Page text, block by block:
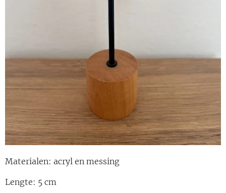
Materialen: acryl en messing
Lengte: 5 cm